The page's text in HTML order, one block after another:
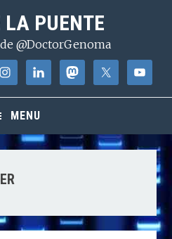
LA PUENTE
@DoctorGenoma
MENU